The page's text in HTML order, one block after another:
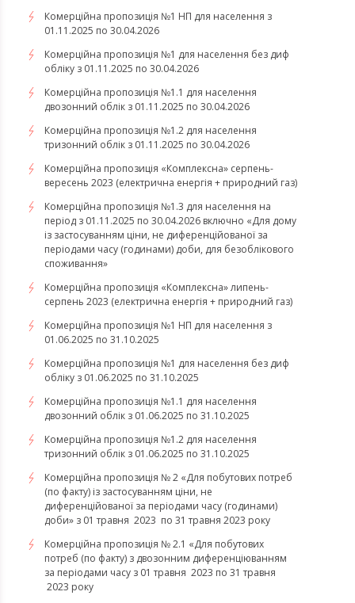
Комерційна пропозиція №1 НП для населення з
01.11.2025 по 30.04.2026
Комерційна пропозиція №1 для населення без диф
обліку з 01.11.2025 по 30.04.2026
Комерційна пропозиція №1.1 для населення
двозонний облік з 01.11.2025 по 30.04.2026
Комерційна пропозиція №1.2 для населення
тризонний облік з 01.11.2025 по 30.04.2026
​​​​​​​Комерційна пропозиція «Комплексна» серпень-
вересень 2023 (електрична енергія + природний газ)
Комерційна пропозиція №1.3 для населення на
період з 01.11.2025 по 30.04.2026 включно «Для дому
із застосуванням ціни, не диференційованої за
періодами часу (годинами) доби, для безоблікового
споживання»
​​​​​​​Комерційна пропозиція «Комплексна» липень-
серпень 2023 (електрична енергія + природний газ)
Комерційна пропозиція №1 НП для населення з
01.06.2025 по 31.10.2025
Комерційна пропозиція №1 для населення без диф
обліку з 01.06.2025 по 31.10.2025
Комерційна пропозиція №1.1 для населення
двозонний облік з 01.06.2025 по 31.10.2025
Комерційна пропозиція №1.2 для населення
тризонний облік з 01.06.2025 по 31.10.2025
Комерційна пропозиція № 2 «Для побутових потреб
(по факту) із застосуванням ціни, не
диференційованої за періодами часу (годинами)
доби» з 01 травня 2023 по 31 травня 2023 року
Комерційна пропозиція № 2.1 «Для побутових
потреб (по факту) з двозонним диференціюванням
за періодами часу з 01 травня 2023 по 31 травня
2023 року